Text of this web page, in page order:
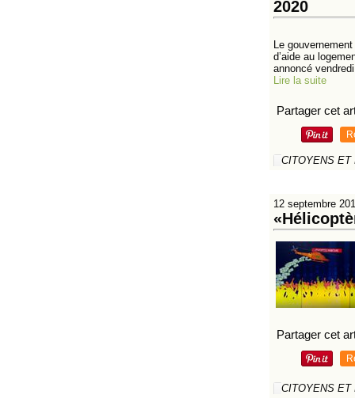
2020
Le
d’aide au
annoncé
Lire la suite
Partager cet
CITOYENS ET
12 septembre
Partager cet
CITOYENS ET